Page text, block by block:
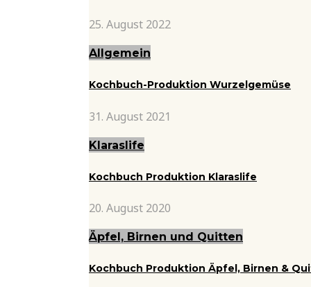
25. August 2022
Allgemein
Kochbuch-Produktion Wurzelgemüse
31. August 2021
Klaraslife
Kochbuch Produktion Klaraslife
20. August 2020
Äpfel, Birnen und Quitten
Kochbuch Produktion Äpfel, Birnen &